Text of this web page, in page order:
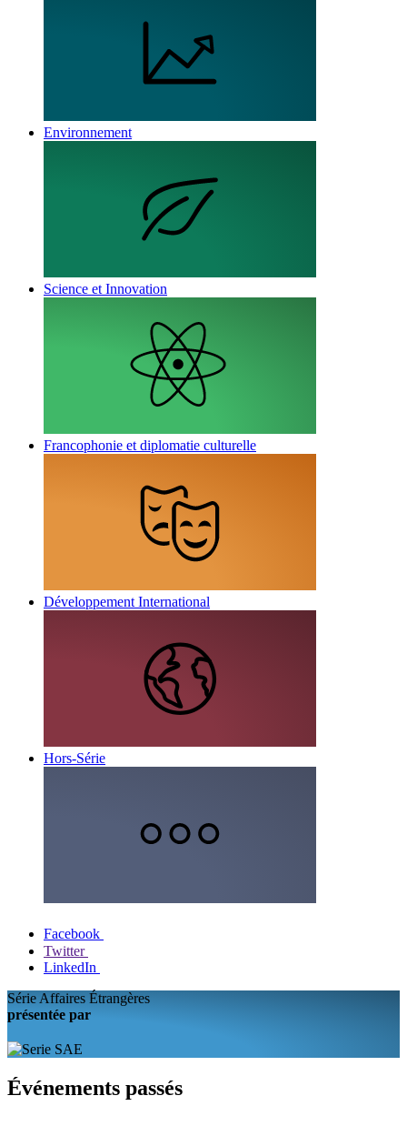
Environnement
Science et Innovation
Francophonie et diplomatie culturelle
Développement International
Hors-Série
Facebook
Twitter
LinkedIn
Série Affaires Étrangères
présentée par
Événements passés